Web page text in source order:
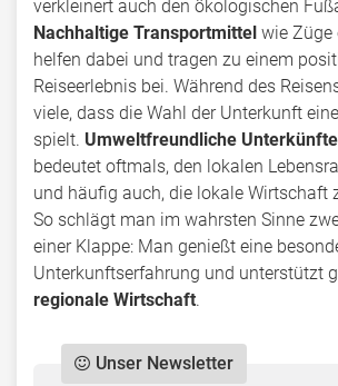
verkleinert auch den ökologischen
Nachhaltige Transportmittel wie Züge
helfen dabei und tragen zu einem
Reiseerlebnis bei. Während des
viele, dass die Wahl der Unterkunft
spielt. Umweltfreundliche Unterkünfte
bedeutet oftmals, den lokalen
und häufig auch, die lokale Wirtschaft
So schlägt man im wahrsten Sinne
einer Klappe: Man genießt eine
Unterkunftserfahrung und unterstützt
regionale Wirtschaft.
Unser Newsletter